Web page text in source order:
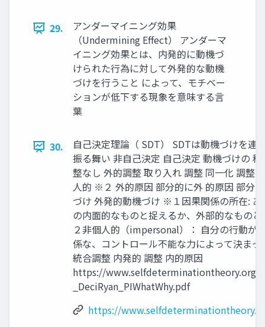
29.
アンダーマイニング効果
（Undermining Effect） アンダーマ
イニング効果とは、内発的に動機づ
けられた行為に対して外発的な動機
づけを行うこと によって、モチベー
ションが低下する現象を意味する言
葉
30.
自己決定理論（ SDT） SDTは動機づけを連
振る舞い 非自己決定 自己決定 動機づけの
整なし 外的調整 取り入れ 調整 同一化 調整
人的 ※２ 外的原因 部分的に外 的原因 部分
づけ 外発的動機づけ ※１因果関係の所在:
の内面的なものと捉えるか、外部的なもの
２非個人的（impersonal）： 自分の行動が
係な、コントロール不能な力によって決ま
統合調整 内発的 調整 内的原因
https://www.selfdeterminationtheory.org/
_DeciRyan_PIWhatWhy.pdf
https://